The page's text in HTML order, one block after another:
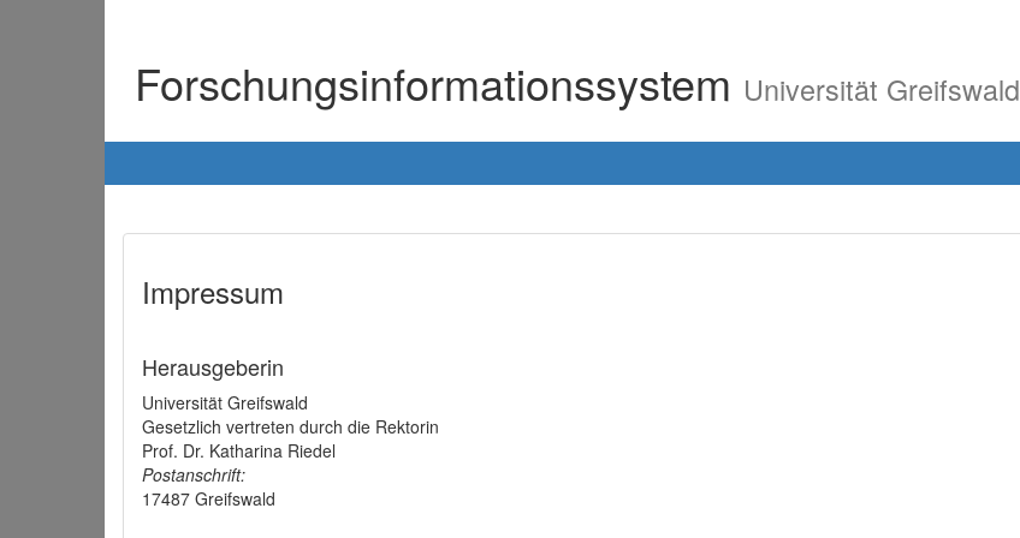
Forschungsinformationssystem Universität Greifswald
Impressum
Herausgeberin
Universität Greifswald
Gesetzlich vertreten durch die Rektorin
Prof. Dr. Katharina Riedel
Postanschrift:
17487 Greifswald